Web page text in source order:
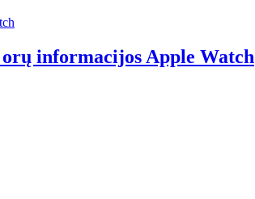
informacijos Apple Watch